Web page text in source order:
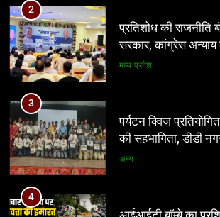
3
पर्यटन क्विज
की सहभागिता, डीडी
प्रथम
अन्य
4
आईआईटी बॉम्बे का
पर्दा? मध्य प्रदेश के लोक
उठे बड़े सवाल
मध्य प्रदेश
5